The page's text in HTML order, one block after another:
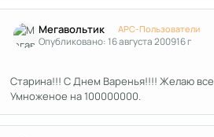
Мегавольтик APC-Пользователи
Опубликовано:16 августа 200916 г
Старина!!! С Днем Варенья!!!! Желаю
Умноженое на 100000000.